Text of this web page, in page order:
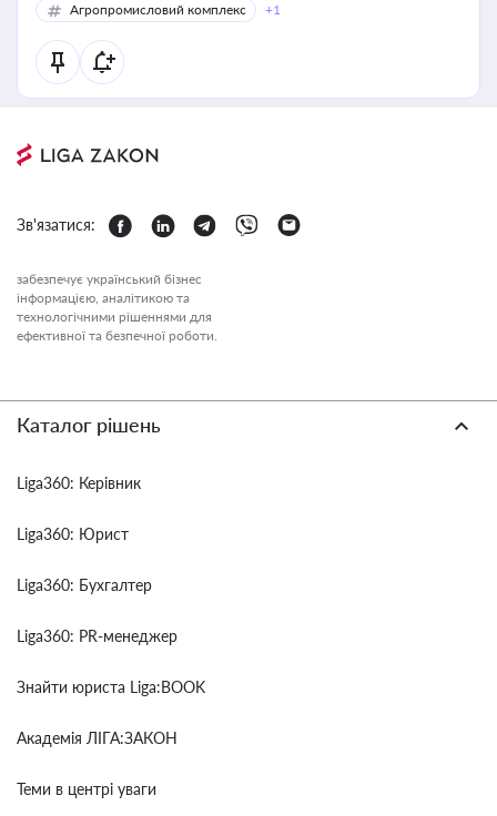
Агропромисловий комплекс
+1
Зв'язатися:
забезпечує український бізнес
інформацією, аналітикою та
технологічними рішеннями для
ефективної та безпечної роботи.
Каталог рішень
Liga360: Керівник
Liga360: Юрист
Liga360: Бухгалтер
Liga360: PR-менеджер
Знайти юриста Liga:BOOK
Академія ЛІГА:ЗАКОН
Теми в центрі уваги